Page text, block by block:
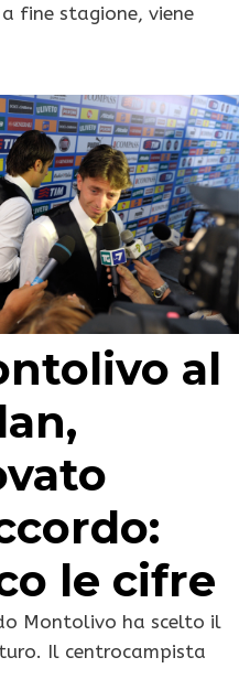
fine stagione, viene
al
le cifre
Montolivo ha scelto il
Il centrocampista